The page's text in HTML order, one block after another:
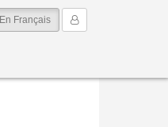
Mon Compte
En Français(current)